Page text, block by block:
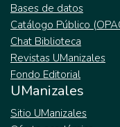
Bases de datos
Catálogo Público
Chat Biblioteca
Revistas UManizales
Fondo Editorial
UManizales
Sitio UManizales